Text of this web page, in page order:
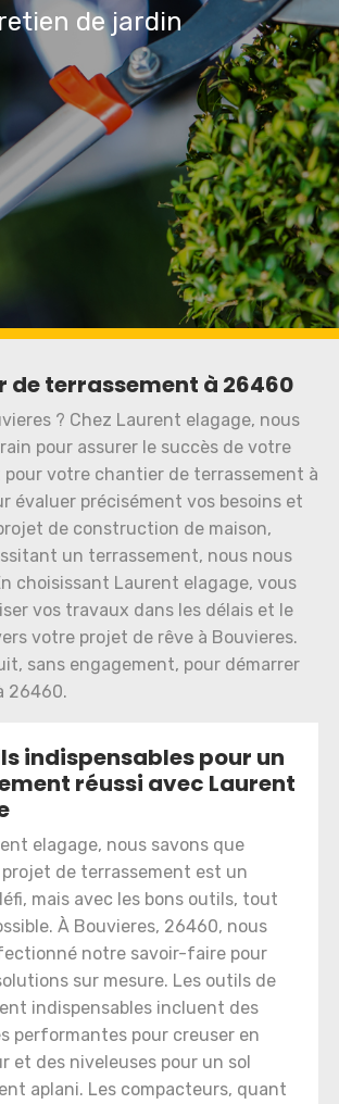
de jardin
terrassement à 26460
? Chez Laurent elagage, nous
pour assurer le succès de votre
votre chantier de terrassement à
évaluer précisément vos besoins et
de construction de maison,
un terrassement, nous nous
choisissant Laurent elagage, vous
vos travaux dans les délais et le
votre projet de rêve à Bouvieres.
sans engagement, pour démarrer
26460.
indispensables pour un
réussi avec Laurent
elagage, nous savons que
de terrassement est un
mais avec les bons outils, tout
À Bouvieres, 26460, nous
notre savoir-faire pour
sur mesure. Les outils de
indispensables incluent des
performantes pour creuser en
et des niveleuses pour un sol
aplani. Les compacteurs, quant